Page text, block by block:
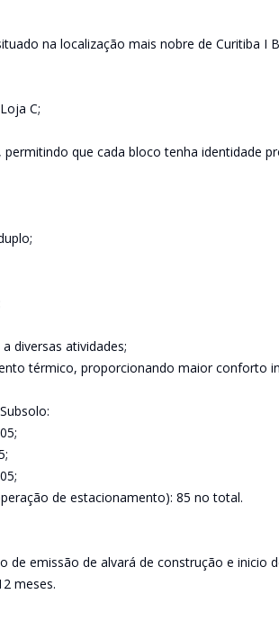
na localização mais nobre de Curitiba I
C;
que cada bloco tenha identidade
diversas atividades;
térmico, proporcionando maior conforto
de estacionamento): 85 no total.
de emissão de alvará de construção e inicio
meses.